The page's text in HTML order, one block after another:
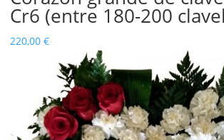
Cr6 (entre 180-200
220,00 €